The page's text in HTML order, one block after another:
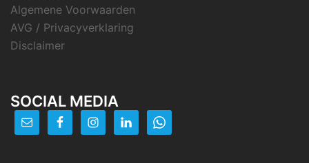
Algemene Voorwaarden
AVG / Privacyverklaring
Disclaimer
SOCIAL MEDIA